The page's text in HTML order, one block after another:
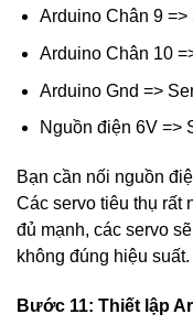
Arduino Chân 9 =>
Arduino Chân 10
Arduino Gnd =>
Nguồn điện 6V =>
Bạn cần nối nguồn
Các servo tiêu thụ rất
đủ mạnh, các servo
không đúng hiệu suất.
Bước 11: Thiết lập